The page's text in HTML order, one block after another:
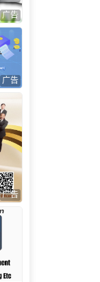
广告
广告
广告